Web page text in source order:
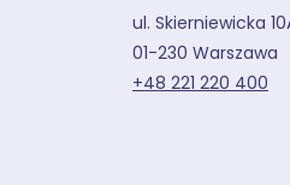
ul. Skierniewicka
01-230 Warszawa
+48 221 220 400